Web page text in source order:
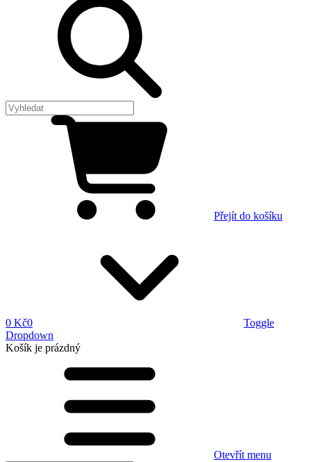
Přejít do košíku
0 Kč0
Toggle
Dropdown
Košík je prázdný
Otevřít menu